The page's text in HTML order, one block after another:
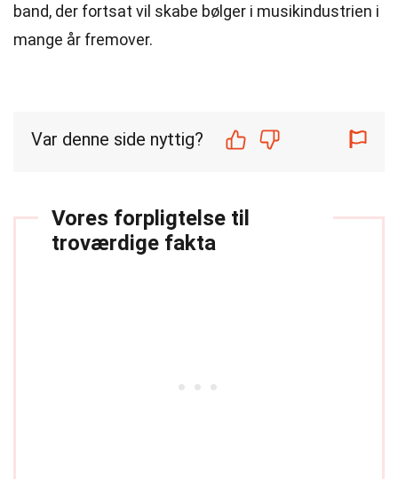
band, der fortsat vil skabe bølger i musikindustrien i
mange år fremover.
Var denne side nyttig?
Vores forpligtelse til
troværdige fakta